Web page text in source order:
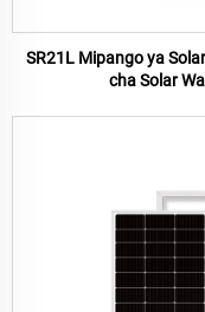
SR21L Mipango ya
cha Solar